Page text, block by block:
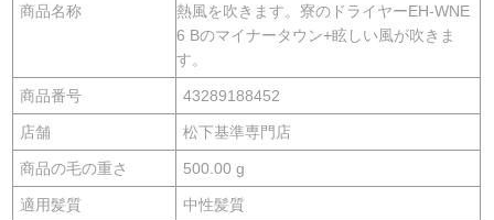
商品名称
熱風を吹きます。寮のドライヤーEH-WNE
6 Bのマイナータウン+眩しい風が吹きま
す。
商品番号 43289188452
店舗 松下基準専門店
商品の毛の重さ 500.00 g
適用髪質 中性髪質